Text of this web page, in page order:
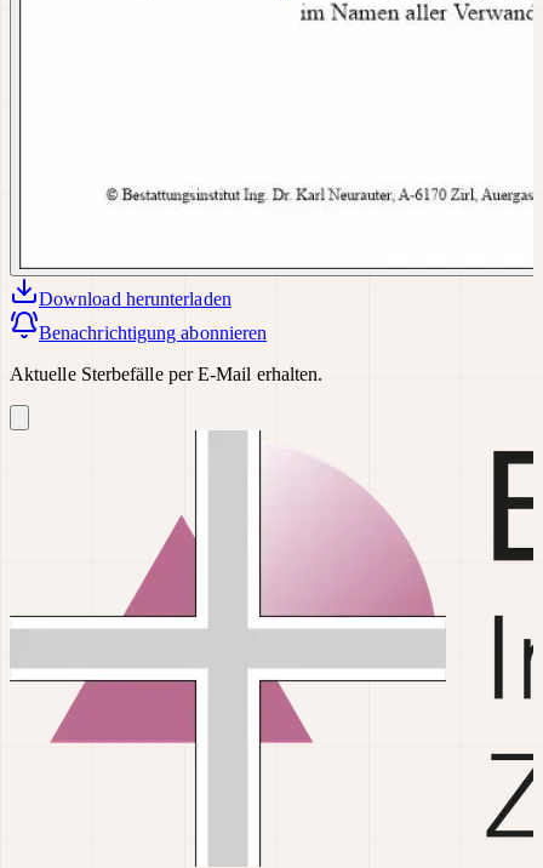
Download herunterladen
Benachrichtigung abonnieren
Aktuelle Sterbefälle per E-Mail erhalten.